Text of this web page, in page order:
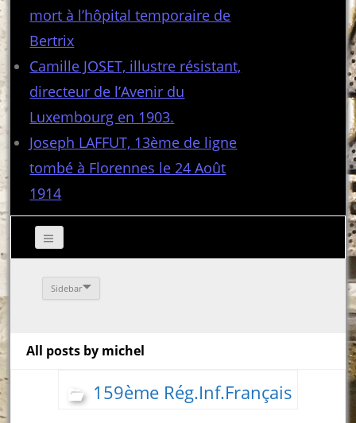
mort à l’hôpital temporaire de
Bertrix
Camille JOSET, illustre résistant,
directeur de l’Avenir du
Luxembourg en 1903.
Joseph LAFFUT, 13ème de ligne
tombé à Florennes le 24 Août
1914
Sidebar
All posts by michel
159ème Rég.Inf.Français